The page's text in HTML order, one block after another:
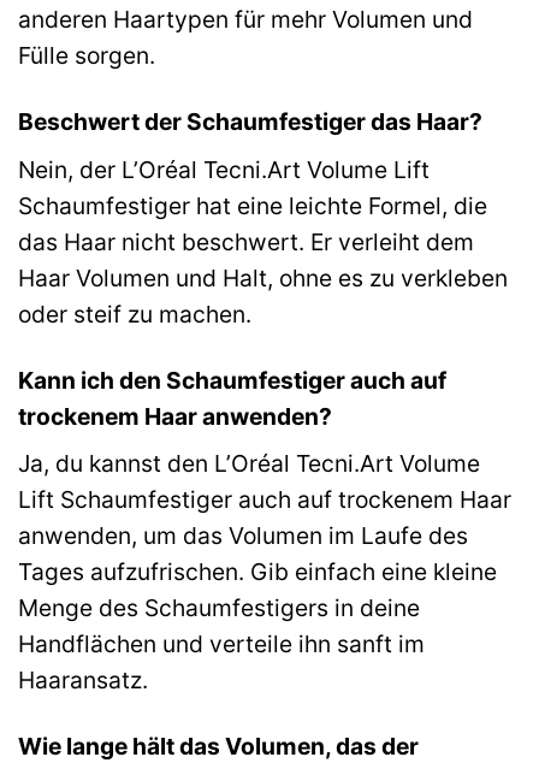
anderen Haartypen für mehr Volumen und
Fülle sorgen.
Beschwert der Schaumfestiger das Haar?
Nein, der L’Oréal Tecni.Art Volume Lift
Schaumfestiger hat eine leichte Formel, die
das Haar nicht beschwert. Er verleiht dem
Haar Volumen und Halt, ohne es zu verkleben
oder steif zu machen.
Kann ich den Schaumfestiger auch auf
trockenem Haar anwenden?
Ja, du kannst den L’Oréal Tecni.Art Volume
Lift Schaumfestiger auch auf trockenem Haar
anwenden, um das Volumen im Laufe des
Tages aufzufrischen. Gib einfach eine kleine
Menge des Schaumfestigers in deine
Handflächen und verteile ihn sanft im
Haaransatz.
Wie lange hält das Volumen, das der